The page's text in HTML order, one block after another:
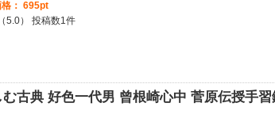
格： 695pt
（5.0） 投稿数1件
古典 好色一代男 曾根崎心中 菅原伝授手